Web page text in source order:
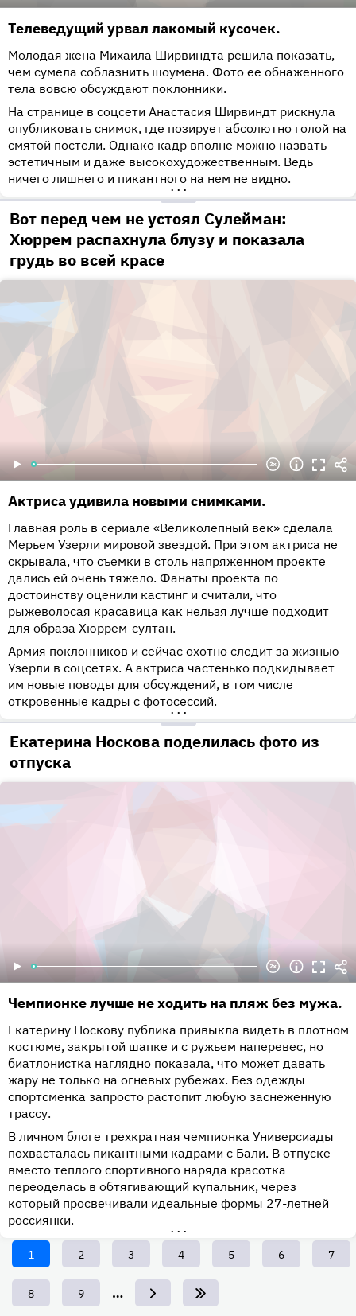
Телеведущий урвал лакомый кусочек.
Молодая жена Михаила Ширвиндта решила показать,
чем сумела соблазнить шоумена. Фото ее обнаженного
тела вовсю обсуждают поклонники.
На странице в соцсети Анастасия Ширвиндт рискнула
опубликовать снимок, где позирует абсолютно голой на
смятой постели. Однако кадр вполне можно назвать
эстетичным и даже высокохудожественным. Ведь
ничего лишнего и пикантного на нем не видно.
•••
Вот перед чем не устоял Сулейман:
Хюррем распахнула блузу и показала
грудь во всей красе
Актриса удивила новыми снимками.
Главная роль в сериале «Великолепный век» сделала
Мерьем Узерли мировой звездой. При этом актриса не
скрывала, что съемки в столь напряженном проекте
дались ей очень тяжело. Фанаты проекта по
достоинству оценили кастинг и считали, что
рыжеволосая красавица как нельзя лучше подходит
для образа Хюррем-султан.
Армия поклонников и сейчас охотно следит за жизнью
Узерли в соцсетях. А актриса частенько подкидывает
им новые поводы для обсуждений, в том числе
откровенные кадры с фотосессий.
•••
Екатерина Носкова поделилась фото из
отпуска
Чемпионке лучше не ходить на пляж без мужа.
Екатерину Носкову публика привыкла видеть в плотном
костюме, закрытой шапке и с ружьем наперевес, но
биатлонистка наглядно показала, что может давать
жару не только на огневых рубежах. Без одежды
спортсменка запросто растопит любую заснеженную
трассу.
В личном блоге трехкратная чемпионка Универсиады
похвасталась пикантными кадрами с Бали. В отпуске
вместо теплого спортивного наряда красотка
переоделась в обтягивающий купальник, через
который просвечивали идеальные формы 27-летней
россиянки.
•••
Текущая
страница
1 Page
2 Page
3 Page
4 Page
5 Page
6 Page
7
Page
8 Page
9 …